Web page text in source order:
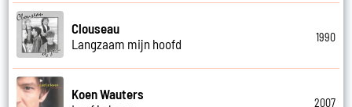
Clouseau
Langzaam mijn hoofd
1990
Koen Wauters
2007